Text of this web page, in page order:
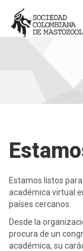
Estamos listos
académica virtual
países cercanos.
Desde la
procura de un
académica, su